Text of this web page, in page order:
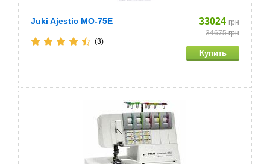
Juki Ajestic MO-75E 33024 грн
34675грн
(3)